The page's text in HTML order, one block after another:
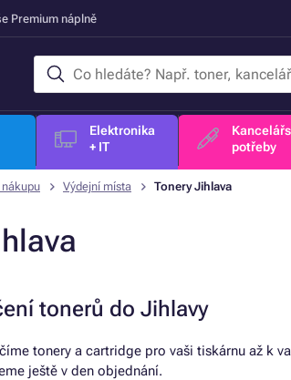
Premium náplně
Elektronika
+ IT
potřeby
nákupu Výdejní místa Tonery Jihlava
tonerů do Jihlavy
tonery a cartridge pro vaši tiskárnu až k
ještě v den objednání.